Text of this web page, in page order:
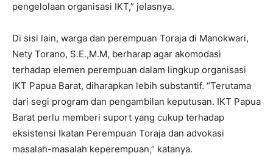
pengelolaan organisasi IKT,” jelasnya.
Di sisi lain, warga dan perempuan Toraja di Manokwari,
Nety Torano, S.E.,M.M, berharap agar akomodasi
terhadap elemen perempuan dalam lingkup organisasi
IKT Papua Barat, diharapkan lebih substantif. “Terutama
dari segi program dan pengambilan keputusan. IKT Papua
Barat perlu memberi suport yang cukup terhadap
eksistensi Ikatan Perempuan Toraja dan advokasi
masalah-masalah keperempuan,” katanya.